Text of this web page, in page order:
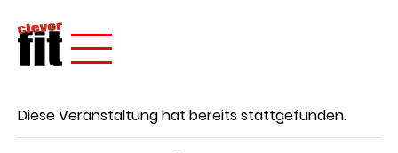
Diese Veranstaltung hat bereits stattgefunden.